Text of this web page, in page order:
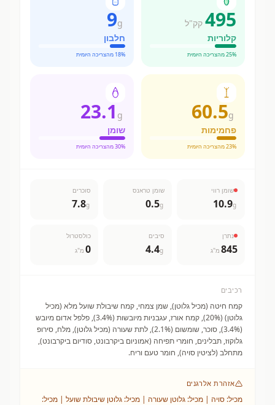
495 קק"ל
קלוריות
25% מהצריכה היומית
9g
חלבון
18% מהצריכה היומית
60.5g
פחמימות
23% מהצריכה היומית
23.1 g
שומן
30% מהצריכה היומית
שומן רווי
10.9g
שומן טראנס
0.5g
סוכרים
7.8g
נתרן
845 מ"ג
סיבים
4.4g
כולסטרול
0 מ"ג
רכיבים
קמח חיטה (מכיל גלוטן), שמן צמחי, קמח שיבולת שועל מלא (מכיל
גלוטן) (20%), קמח אורז, עגבניות מיובשות (3.4%), פלפל אדום מיובש
(3.4%), סוכר, שומשום (2.1%), לתת שעורה (מכיל גלוטן), מלח, סירופ
גלוקוז, תבלינים, חומרי תפיחה (אמוניום ביקרבונט, סודיום ביקרבונט),
מתחלב (לציטין סויה), חומר טעם וריח.
אזהרת אלרגנים
מכיל: סויה | מכיל: גלוטן שעורה | מכיל: גלוטן שיבולת שועל | מכיל: